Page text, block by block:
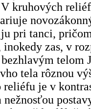
kruhových
pri tanci,
zas, v
telom
tela rôznou
reliéfu je v